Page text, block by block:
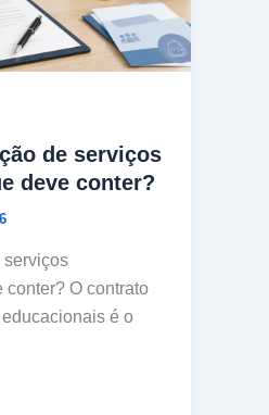
de serviços
deve conter?
serviços
O contrato
é o